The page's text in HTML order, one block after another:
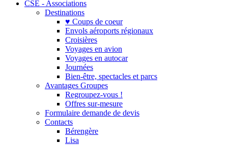
CSE - Associations
Destinations
♥ Coups de coeur
Envols aéroports régionaux
Croisières
Voyages en avion
Voyages en autocar
Journées
Bien-être, spectacles et parcs
Avantages Groupes
Regroupez-vous !
Offres sur-mesure
Formulaire demande de devis
Contacts
Bérengère
Lisa